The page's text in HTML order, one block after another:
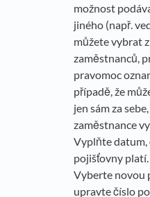
možnost
jiného (např.
můžete vybrat
zaměstnanců,
pravomoc
případě, že
jen sám za
zaměstnance
Vyplňte datum,
pojišťovny platí.
Vyberte novou
upravte číslo